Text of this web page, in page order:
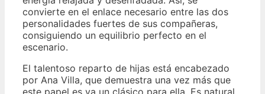
convierte en el enlace necesario entre las dos
personalidades fuertes de sus compañeras,
consiguiendo un equilibrio perfecto en el
escenario.
El talentoso reparto de hijas está encabezado
por Ana Villa, que demuestra una vez más que
este papel es ya un clásico para ella. Es natural,